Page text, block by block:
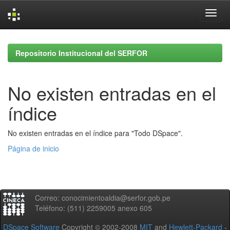
navigationRepositorio Institucional del SERFOR
No existen entradas en el
índice
No existen entradas en el índice para "Todo DSpace".
Página de inicio
Correo: conocimientoaldia@serfor.gob.pe
Teléfono: (511) 2259005 anexo 605
DSpace Software Copyright © 2002-2008 MIT and Hewlett-Packard -